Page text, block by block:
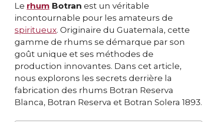
Le rhum Botran est un véritable
incontournable pour les amateurs de
spiritueux. Originaire du Guatemala, cette
gamme de rhums se démarque par son
goût unique et ses méthodes de
production innovantes. Dans cet article,
nous explorons les secrets derrière la
fabrication des rhums Botran Reserva
Blanca, Botran Reserva et Botran Solera 1893.